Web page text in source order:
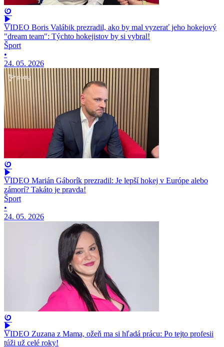
VIDEO Boris Valábik prezradil, ako by mal vyzerať jeho hokejový
"dream team": Týchto hokejistov by si vybral!
Šport
•
24. 05. 2026
VIDEO Marián Gáborík prezradil: Je lepší hokej v Európe alebo
zámorí? Takáto je pravda!
Šport
•
24. 05. 2026
VIDEO Zuzana z Mama, ožeň ma si hľadá prácu: Po tejto profesii
túži už celé roky!